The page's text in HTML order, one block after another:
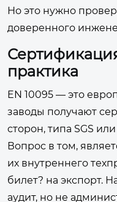
Но это нужно
доверенного
практика
EN 10095 — это
заводы получают
сторон, типа SGS
Вопрос в том,
их внутреннего
билет? на экспорт.
аудит, но не